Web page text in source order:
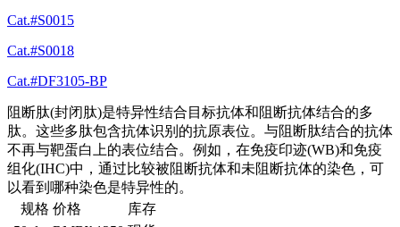
Cat.#S0015
Cat.#S0018
Cat.#DF3105-BP
阻断肽(封闭肽)是特异性结合目标抗体和阻断抗体结合的多
肽。这些多肽包含抗体识别的抗原表位。与阻断肽结合的抗体
不再与靶蛋白上的表位结合。例如，在免疫印迹(WB)和免疫
组化(IHC)中，通过比较被阻断抗体和未阻断抗体的染色，可
以看到哪种染色是特异性的。
规格 价格
库存